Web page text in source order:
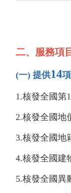
二、服務項
(一) 提供14
1.核發全國第
2.核發全國地
3.核發全國地
4.核發全國建
5.核發全國異